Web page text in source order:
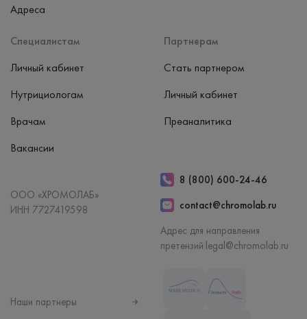
Адреса
Специалистам
Личный кабинет
Нутрициологам
Врачам
Вакансии
Партнерам
Стать партнером
Личный кабинет
Преаналитика
ООО «ХРОМОЛАБ»
ИНН 7727419598
8 (800) 600-24-46
contact@chromolab.ru
Адрес для направления
претензий:legal@chromolab.ru
Наши партнеры